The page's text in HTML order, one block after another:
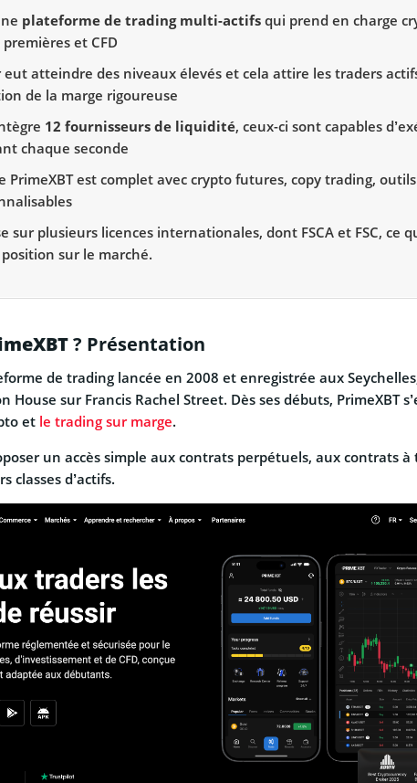
plateforme de trading multi-actifs qui prend en charge
et CFD
eut atteindre des niveaux élevés et cela attire les traders
de la marge rigoureuse
12 fournisseurs de liquidité, ceux-ci sont capables
chaque seconde
PrimeXBT est complet avec crypto futures, copy trading,
sur plusieurs licences internationales, dont FSCA et FSC, ce
sur le marché.
? Présentation
de trading lancée en 2008 et enregistrée aux
House sur Francis Rachel Street. Dès ses débuts, PrimeXBT
et le trading sur marge.
un accès simple aux contrats perpétuels, aux contrats à
classes d’actifs.